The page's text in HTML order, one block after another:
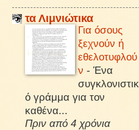
τα Λιμνιώτικα
Για όσους
ξεχνούν ή
εθελοτυφλού
ν - Ένα
συγκλονιστικ
ό γράμμα για τον
καθένα...
Πριν από 4 χρόνια